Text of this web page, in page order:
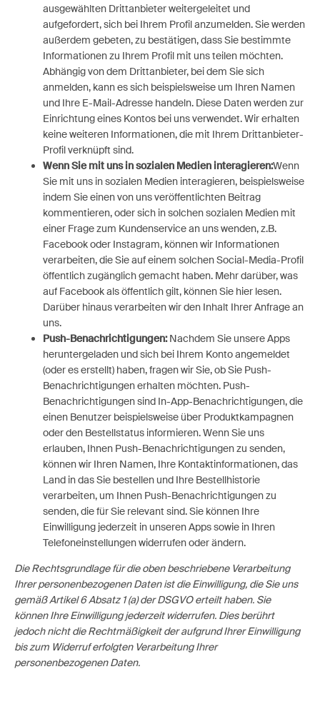
ausgewählten Drittanbieter weitergeleitet und
aufgefordert, sich bei Ihrem Profil anzumelden. Sie werden
außerdem gebeten, zu bestätigen, dass Sie bestimmte
Informationen zu Ihrem Profil mit uns teilen möchten.
Abhängig von dem Drittanbieter, bei dem Sie sich
anmelden, kann es sich beispielsweise um Ihren Namen
und Ihre E-Mail-Adresse handeln. Diese Daten werden zur
Einrichtung eines Kontos bei uns verwendet. Wir erhalten
keine weiteren Informationen, die mit Ihrem Drittanbieter-
Profil verknüpft sind.
Wenn Sie mit uns in sozialen Medien interagieren:Wenn
Sie mit uns in sozialen Medien interagieren, beispielsweise
indem Sie einen von uns veröffentlichten Beitrag
kommentieren, oder sich in solchen sozialen Medien mit
einer Frage zum Kundenservice an uns wenden, z.B.
Facebook oder Instagram, können wir Informationen
verarbeiten, die Sie auf einem solchen Social-Media-Profil
öffentlich zugänglich gemacht haben. Mehr darüber, was
auf Facebook als öffentlich gilt, können Sie hier lesen.
Darüber hinaus verarbeiten wir den Inhalt Ihrer Anfrage an
uns.
Push-Benachrichtigungen:Nachdem Sie unsere Apps
heruntergeladen und sich bei Ihrem Konto angemeldet
(oder es erstellt) haben, fragen wir Sie, ob Sie Push-
Benachrichtigungen erhalten möchten. Push-
Benachrichtigungen sind In-App-Benachrichtigungen, die
einen Benutzer beispielsweise über Produktkampagnen
oder den Bestellstatus informieren. Wenn Sie uns
erlauben, Ihnen Push-Benachrichtigungen zu senden,
können wir Ihren Namen, Ihre Kontaktinformationen, das
Land in das Sie bestellen und Ihre Bestellhistorie
verarbeiten, um Ihnen Push-Benachrichtigungen zu
senden, die für Sie relevant sind. Sie können Ihre
Einwilligung jederzeit in unseren Apps sowie in Ihren
Telefoneinstellungen widerrufen oder ändern.
Die Rechtsgrundlage für die oben beschriebene Verarbeitung
Ihrer personenbezogenen Daten ist die Einwilligung, die Sie uns
gemäß Artikel 6 Absatz 1 (a) der DSGVO erteilt haben. Sie
können Ihre Einwilligung jederzeit widerrufen. Dies berührt
jedoch nicht die Rechtmäßigkeit der aufgrund Ihrer Einwilligung
bis zum Widerruf erfolgten Verarbeitung Ihrer
personenbezogenen Daten.